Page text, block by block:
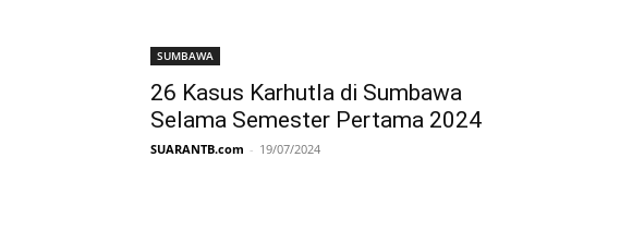
SUMBAWA
26 Kasus Karhutla di Sumbawa
Selama Semester Pertama 2024
SUARANTB.com - 19/07/2024